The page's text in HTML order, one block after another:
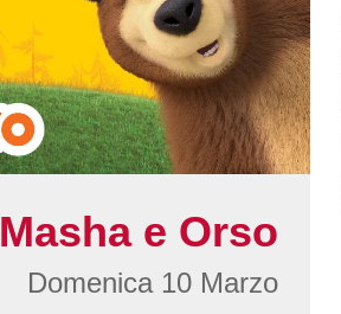
Masha e Orso
Domenica 10 Marzo